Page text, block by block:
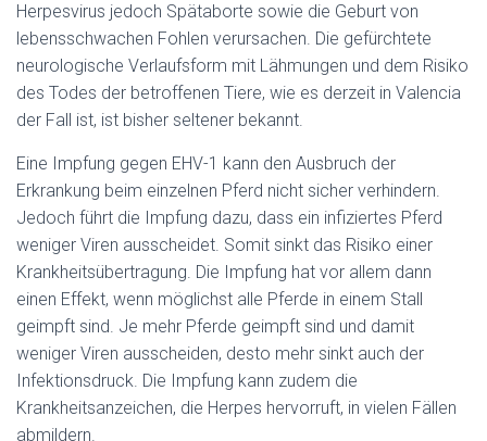
Herpesvirus jedoch Spätaborte sowie die Geburt von
lebensschwachen Fohlen verursachen. Die gefürchtete
neurologische Verlaufsform mit Lähmungen und dem Risiko
des Todes der betroffenen Tiere, wie es derzeit in Valencia
der Fall ist, ist bisher seltener bekannt.
Eine Impfung gegen EHV-1 kann den Ausbruch der
Erkrankung beim einzelnen Pferd nicht sicher verhindern.
Jedoch führt die Impfung dazu, dass ein infiziertes Pferd
weniger Viren ausscheidet. Somit sinkt das Risiko einer
Krankheitsübertragung. Die Impfung hat vor allem dann
einen Effekt, wenn möglichst alle Pferde in einem Stall
geimpft sind. Je mehr Pferde geimpft sind und damit
weniger Viren ausscheiden, desto mehr sinkt auch der
Infektionsdruck. Die Impfung kann zudem die
Krankheitsanzeichen, die Herpes hervorruft, in vielen Fällen
abmildern.